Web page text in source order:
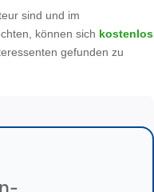
sind und im
können sich kostenlos
gefunden zu